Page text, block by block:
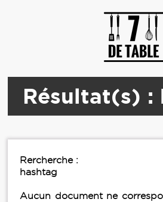
Résultat(s) :
Rercherche :
hashtag
Aucun document ne